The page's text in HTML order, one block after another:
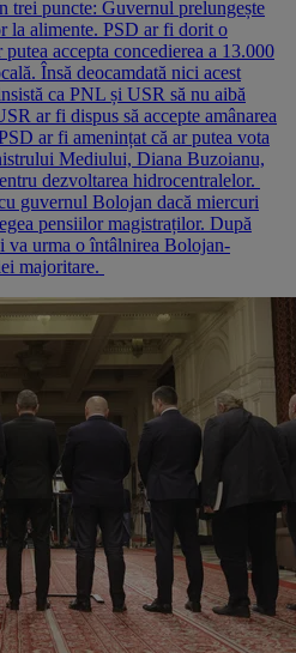
trei puncte: Guvernul prelungește
la alimente. PSD ar fi dorit o
accepta concedierea a 13.000
Însă deocamdată nici acest
ca PNL și USR să nu aibă
ar fi dispus să accepte amânarea
ar fi amenințat că ar putea vota
Mediului, Diana Buzoianu,
dezvoltarea hidrocentralelor.
guvernul Bolojan dacă miercuri
pensiilor magistraților. După
va urma o întâlnirea Bolojan-
majoritare.